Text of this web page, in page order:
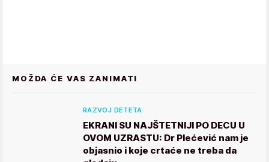
MOŽDA ĆE VAS ZANIMATI
RAZVOJ DETETA
EKRANI SU NAJŠTETNIJI PO DECU U
OVOM UZRASTU: Dr Plećević nam je
objasnio i koje crtaće ne treba da